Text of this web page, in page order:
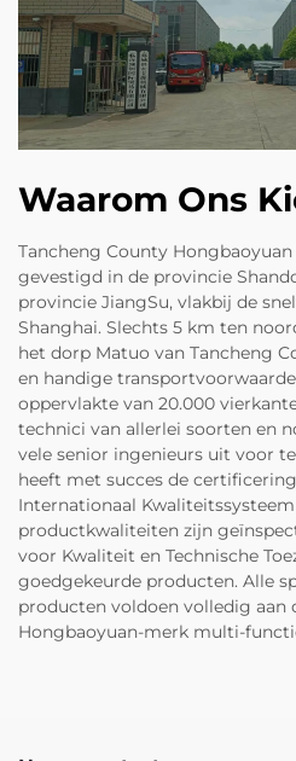
Waarom Ons
Tancheng County
gevestigd in de provincie
provincie JiangSu, vlakbij de
Shanghai. Slechts 5 km ten
het dorp Matuo van Tancheng
en handige
oppervlakte van 20.000
technici van allerlei soorten en
vele senior ingenieurs uit voor
heeft met succes de
Internationaal
productkwaliteiten zijn
voor Kwaliteit en Technische
goedgekeurde producten. Alle
producten voldoen volledig aan
Hongbaoyuan-merk multi-